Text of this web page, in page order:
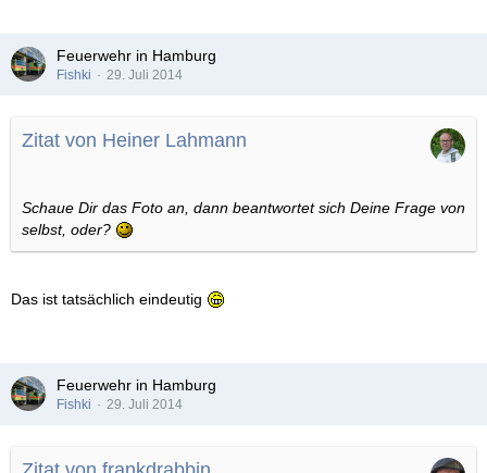
Feuerwehr in Hamburg
Fishki 29. Juli 2014
Zitat von Heiner Lahmann
Schaue Dir das Foto an, dann beantwortet sich Deine Frage von
selbst, oder?
Das ist tatsächlich eindeutig
Feuerwehr in Hamburg
Fishki 29. Juli 2014